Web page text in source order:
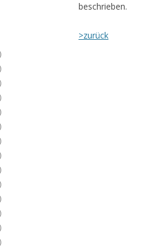
beschrieben.
>zurück